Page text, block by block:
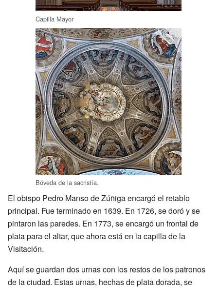
Capilla Mayor
Bóveda de la sacristía.
El obispo Pedro Manso de Zúñiga encargó el retablo
principal. Fue terminado en 1639. En 1726, se doró y se
pintaron las paredes. En 1773, se encargó un frontal de
plata para el altar, que ahora está en la capilla de la
Visitación.
Aquí se guardan dos urnas con los restos de los patronos
de la ciudad. Estas urnas, hechas de plata dorada, se